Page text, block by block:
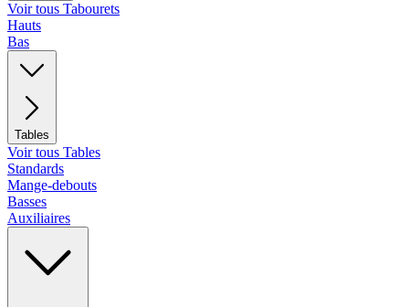
Voir tous Tabourets
Hauts
Bas
Tables
Voir tous Tables
Standards
Mange-debouts
Basses
Auxiliaires